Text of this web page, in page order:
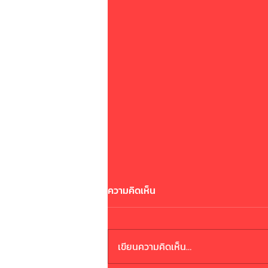
ความคิดเห็น
เขียนความคิดเห็น…